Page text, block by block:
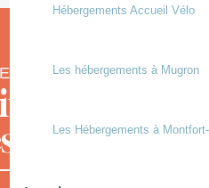
Hébergements Accueil Vélo
Les hébergements à Mugron
Les Hébergements à
CHALOSSE
ses